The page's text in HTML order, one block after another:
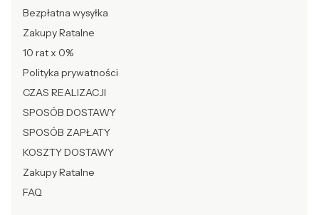
Bezpłatna wysyłka
Zakupy Ratalne
10 rat x 0%
Polityka prywatności
CZAS REALIZACJI
SPOSÓB DOSTAWY
SPOSÓB ZAPŁATY
KOSZTY DOSTAWY
Zakupy Ratalne
FAQ